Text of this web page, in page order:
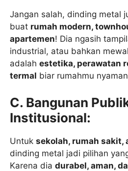
Jangan salah, dinding metal
buat rumah modern,
apartemen! Dia ngasih
industrial, atau bahkan
adalah estetika, perawatan
termal biar rumahmu
C. Bangunan
Institusional:
Untuk sekolah, rumah sakit,
dinding metal jadi pilihan
Karena dia durabel, aman,